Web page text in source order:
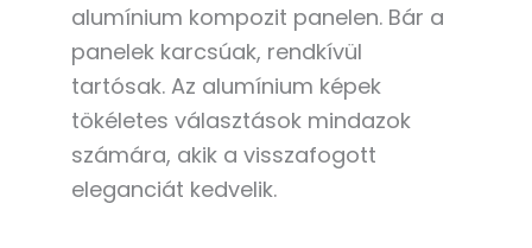
alumínium kompozit panelen. Bár a
panelek karcsúak, rendkívül
tartósak. Az alumínium képek
tökéletes választások mindazok
számára, akik a visszafogott
eleganciát kedvelik.